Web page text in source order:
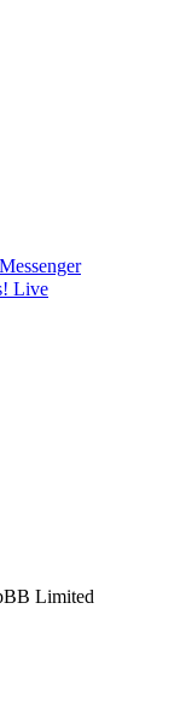
Live
Limited